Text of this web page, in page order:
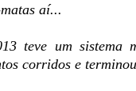
aí...
teve um sistema
corridos e